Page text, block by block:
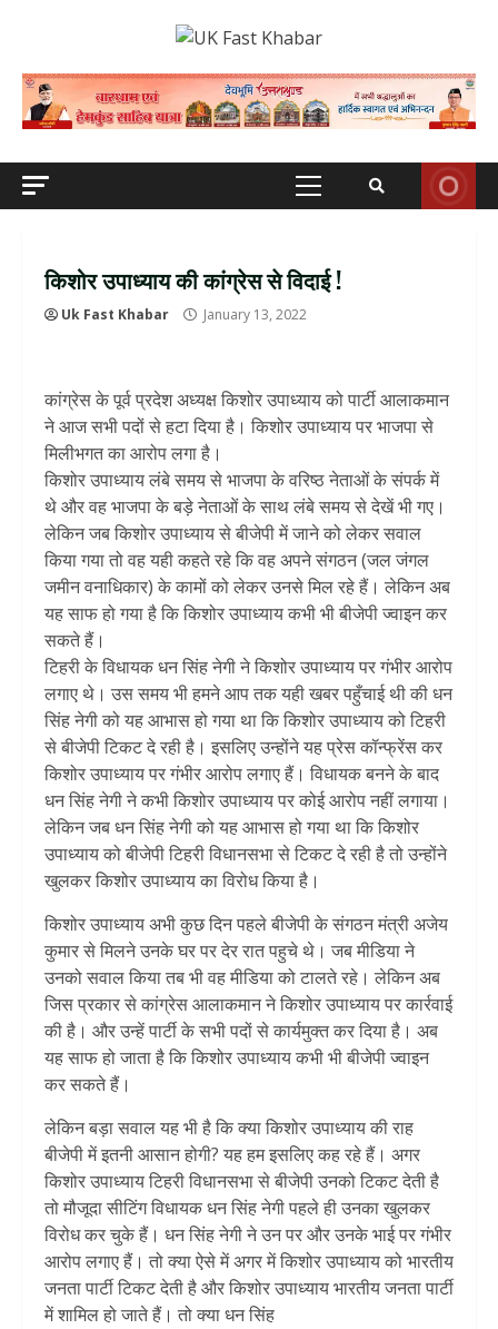
Primary
किशोर उपाध्याय की कांग्रेस से विदाई !
Uk Fast Khabar January 13, 2022
कांग्रेस के पूर्व प्रदेश अध्यक्ष किशोर उपाध्याय को पार्टी आलाकमान
ने आज सभी पदों से हटा दिया है। किशोर उपाध्याय पर भाजपा से
मिलीभगत का आरोप लगा है।
किशोर उपाध्याय लंबे समय से भाजपा के वरिष्ठ नेताओं के संपर्क में
थे और वह भाजपा के बड़े नेताओं के साथ लंबे समय से देखें भी गए।
लेकिन जब किशोर उपाध्याय से बीजेपी में जाने को लेकर सवाल
किया गया तो वह यही कहते रहे कि वह अपने संगठन (जल जंगल
जमीन वनाधिकार) के कामों को लेकर उनसे मिल रहे हैं। लेकिन अब
यह साफ हो गया है कि किशोर उपाध्याय कभी भी बीजेपी ज्वाइन कर
सकते हैं।
टिहरी के विधायक धन सिंह नेगी ने किशोर उपाध्याय पर गंभीर आरोप
लगाए थे। उस समय भी हमने आप तक यही खबर पहुँचाई थी की धन
सिंह नेगी को यह आभास हो गया था कि किशोर उपाध्याय को टिहरी
से बीजेपी टिकट दे रही है। इसलिए उन्होंने यह प्रेस कॉन्फ्रेंस कर
किशोर उपाध्याय पर गंभीर आरोप लगाए हैं। विधायक बनने के बाद
धन सिंह नेगी ने कभी किशोर उपाध्याय पर कोई आरोप नहीं लगाया।
लेकिन जब धन सिंह नेगी को यह आभास हो गया था कि किशोर
उपाध्याय को बीजेपी टिहरी विधानसभा से टिकट दे रही है तो उन्होंने
खुलकर किशोर उपाध्याय का विरोध किया है।
किशोर उपाध्याय अभी कुछ दिन पहले बीजेपी के संगठन मंत्री अजेय
कुमार से मिलने उनके घर पर देर रात पहुचे थे। जब मीडिया ने
उनको सवाल किया तब भी वह मीडिया को टालते रहे। लेकिन अब
जिस प्रकार से कांग्रेस आलाकमान ने किशोर उपाध्याय पर कार्रवाई
की है। और उन्हें पार्टी के सभी पदों से कार्यमुक्त कर दिया है। अब
यह साफ हो जाता है कि किशोर उपाध्याय कभी भी बीजेपी ज्वाइन
कर सकते हैं।
लेकिन बड़ा सवाल यह भी है कि क्या किशोर उपाध्याय की राह
बीजेपी में इतनी आसान होगी? यह हम इसलिए कह रहे हैं। अगर
किशोर उपाध्याय टिहरी विधानसभा से बीजेपी उनको टिकट देती है
तो मौजूदा सीटिंग विधायक धन सिंह नेगी पहले ही उनका खुलकर
विरोध कर चुके हैं। धन सिंह नेगी ने उन पर और उनके भाई पर गंभीर
आरोप लगाए हैं। तो क्या ऐसे में अगर में किशोर उपाध्याय को भारतीय
जनता पार्टी टिकट देती है और किशोर उपाध्याय भारतीय जनता पार्टी
में शामिल हो जाते हैं। तो क्या धन सिंह